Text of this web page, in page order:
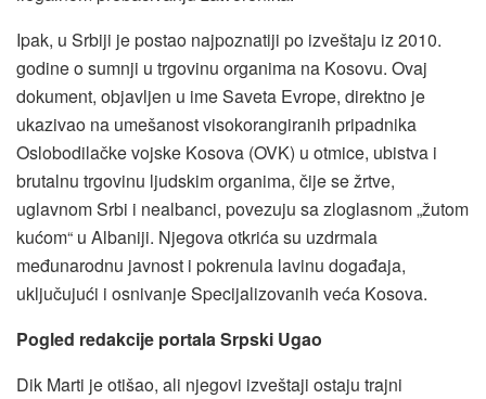
Ipak, u Srbiji je postao najpoznatiji po izveštaju iz 2010.
godine o sumnji u trgovinu organima na Kosovu. Ovaj
dokument, objavljen u ime Saveta Evrope, direktno je
ukazivao na umešanost visokorangiranih pripadnika
Oslobodilačke vojske Kosova (OVK) u otmice, ubistva i
brutalnu trgovinu ljudskim organima, čije se žrtve,
uglavnom Srbi i nealbanci, povezuju sa zloglasnom „žutom
kućom“ u Albaniji. Njegova otkrića su uzdrmala
međunarodnu javnost i pokrenula lavinu događaja,
uključujući i osnivanje Specijalizovanih veća Kosova.
Pogled redakcije portala Srpski Ugao
Dik Marti je otišao, ali njegovi izveštaji ostaju trajni